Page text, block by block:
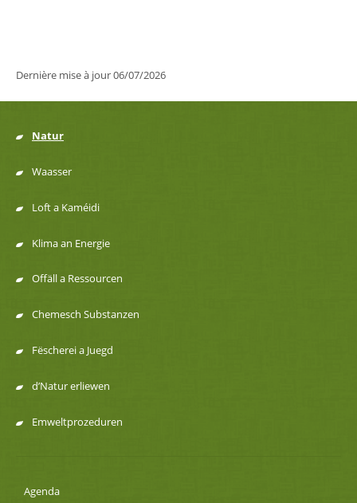
Dernière mise à jour06/07/2026
Menu
de
navigation
Natur
Waasser
Loft a Kaméidi
Klima an Energie
Offäll a Ressourcen
Chemesch Substanzen
Fëscherei a Juegd
d’Natur erliewen
Emweltprozeduren
Agenda